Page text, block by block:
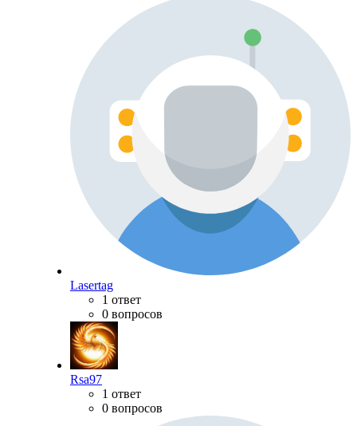
Lasertag
1 ответ
0 вопросов
Rsa97
1 ответ
0 вопросов